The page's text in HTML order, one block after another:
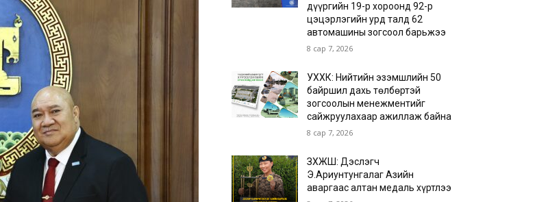
дүүргийн 19-р хороонд 92-р
цэцэрлэгийн урд талд 62
автомашины зогсоол барьжээ
8 сар 7, 2026
УХХК: Нийтийн эзэмшлийн 50
байршил дахь төлбөртэй
зогсоолын менежментийг
сайжруулахаар ажиллаж байна
8 сар 7, 2026
ЗХЖШ: Дэслэгч
Э.Ариунтунгалаг Азийн
аваргаас алтан медаль хүртлээ